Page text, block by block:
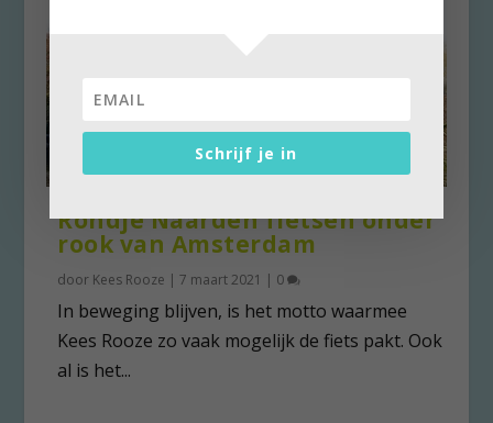
Rondje Naarden fietsen onder
rook van Amsterdam
door Kees Rooze |7 maart 2021 | 0
In beweging blijven, is het motto waarmee
Kees Rooze zo vaak mogelijk de fiets pakt. Ook
al is het...
Schrijf je in